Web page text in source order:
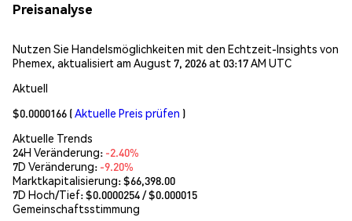
Preisanalyse
Nutzen Sie Handelsmöglichkeiten mit den Echtzeit-Insights von
Phemex, aktualisiert am August 7, 2026 at 03:17 AM UTC
Aktuell
$0.0000166 (Aktuelle Preis prüfen )
Aktuelle Trends
24H Veränderung: -2.40%
7D Veränderung: -9.20%
Marktkapitalisierung:$66,398.00
7D Hoch/Tief: $0.0000254/ $0.000015
Gemeinschaftsstimmung